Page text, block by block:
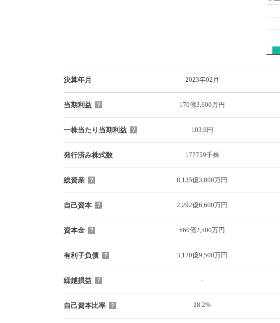
決算年月 2023年02月
当期利益 ？ 170億3,600万円
一株当たり当期利益 ？ 103.9円
発行済み株式数 177759千株
総資産 ？ 8,135億3,800万円
自己資本 ？ 2,292億6,600万円
資本金 ？ 660億2,500万円
有利子負債 ？ 3,120億9,500万円
繰越損益 ？ -
自己資本比率 ？ 28.2%